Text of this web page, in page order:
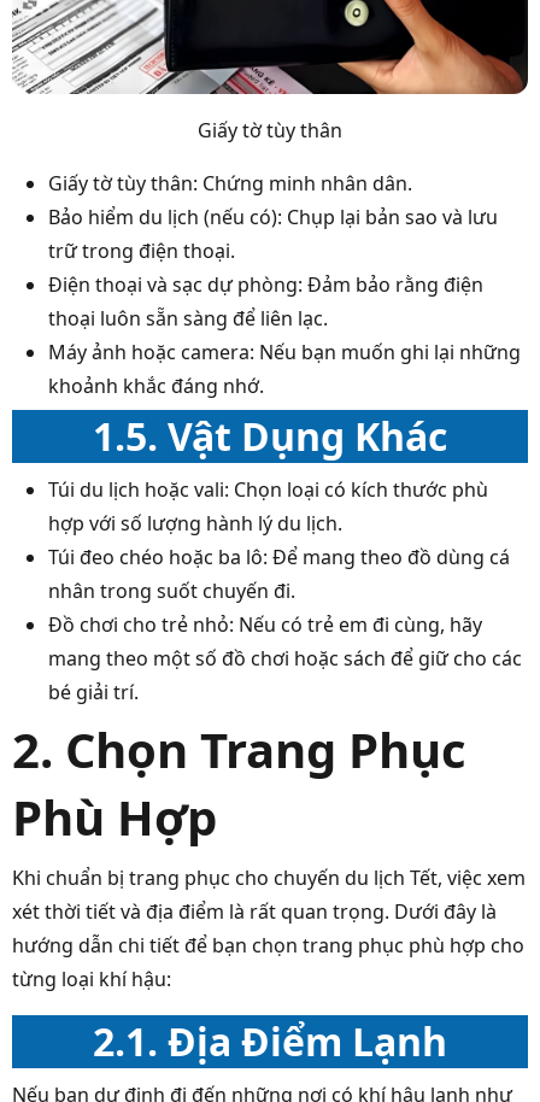
Giấy tờ tùy thân
Giấy tờ tùy thân: Chứng minh nhân dân.
Bảo hiểm du lịch (nếu có): Chụp lại bản sao và lưu
trữ trong điện thoại.
Điện thoại và sạc dự phòng: Đảm bảo rằng điện
thoại luôn sẵn sàng để liên lạc.
Máy ảnh hoặc camera: Nếu bạn muốn ghi lại những
khoảnh khắc đáng nhớ.
1.5. Vật Dụng Khác
Túi du lịch hoặc vali: Chọn loại có kích thước phù
hợp với số lượng hành lý du lịch.
Túi đeo chéo hoặc ba lô: Để mang theo đồ dùng cá
nhân trong suốt chuyến đi.
Đồ chơi cho trẻ nhỏ: Nếu có trẻ em đi cùng, hãy
mang theo một số đồ chơi hoặc sách để giữ cho các
bé giải trí.
2. Chọn Trang Phục
Phù Hợp
Khi chuẩn bị trang phục cho chuyến du lịch Tết, việc xem
xét thời tiết và địa điểm là rất quan trọng. Dưới đây là
hướng dẫn chi tiết để bạn chọn trang phục phù hợp cho
từng loại khí hậu:
2.1. Địa Điểm Lạnh
Nếu bạn dự định đi đến những nơi có khí hậu lạnh như